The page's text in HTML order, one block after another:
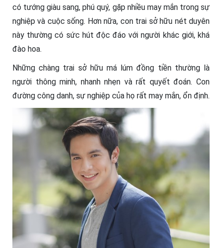
có tướng giàu sang, phú quý, gặp nhiều may mắn trong sự
nghiệp và cuộc sống. Hơn nữa, con trai sở hữu nét duyên
này thường có sức hút độc đáo với người khác giới, khá
đào hoa.
Những chàng trai sở hữu má lúm đồng tiền thường là
người thông minh, nhanh nhẹn và rất quyết đoán. Con
đường công danh, sự nghiệp của họ rất may mắn, ổn định.